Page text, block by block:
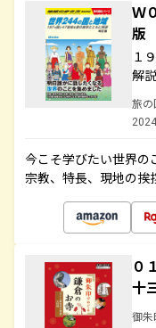
Ｗ
版
１
解説
旅の
今こそ学びたい世界の
宗教、特長、現地の挨
０
十
御朱